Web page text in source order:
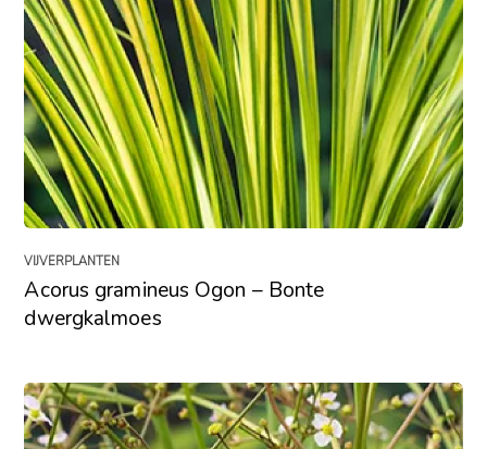
VIJVERPLANTEN
Acorus gramineus Ogon – Bonte
dwergkalmoes